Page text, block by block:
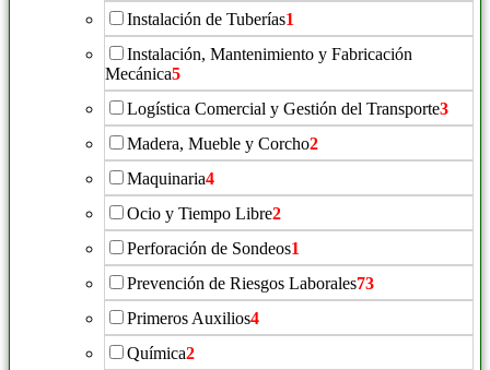
Instalación de Tuberías1
Instalación, Mantenimiento y Fabricación
Mecánica5
Logística Comercial y Gestión del Transporte3
Madera, Mueble y Corcho2
Maquinaria4
Ocio y Tiempo Libre2
Perforación de Sondeos1
Prevención de Riesgos Laborales73
Primeros Auxilios4
Química2